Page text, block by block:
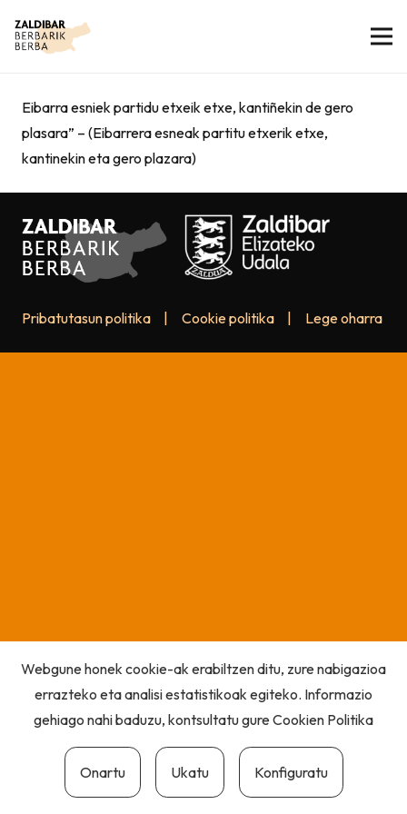
Eibarra esniek partidu etxeik etxe, kantiñekin de gero
plasara” – (Eibarrera esneak partitu etxerik etxe,
kantinekin eta gero plazara)
Pribatutasun politika Cookie politika Lege oharra
Webgune honek cookie-ak erabiltzen ditu, zure nabigazioa
errazteko eta analisi estatistikoak egiteko. Informazio
gehiago nahi baduzu, kontsultatu gureCookien Politika
Onartu Ukatu Konfiguratu